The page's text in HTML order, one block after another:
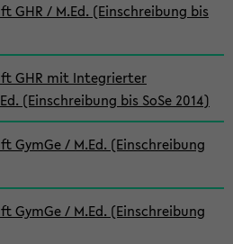
GHR / M.Ed. (Einschreibung bis
GHR mit Integrierter
(Einschreibung bis SoSe 2014)
GymGe / M.Ed. (Einschreibung
GymGe / M.Ed. (Einschreibung